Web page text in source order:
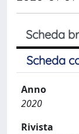
Scheda
Scheda
Anno
2020
Rivista